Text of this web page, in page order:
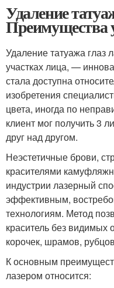
Удаление
Преимущества
Удаление татуажа глаз
участках лица, —
стала доступна
изобретения
цвета, иногда по
клиент мог получить 3
друг над другом.
Неэстетичные брови,
красителями
индустрии лазерный
эффективным,
технологиям. Метод
краситель без видимых
корочек, шрамов,
К основным
лазером относится: